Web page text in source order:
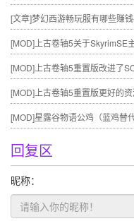
[文章]梦幻西游畅玩服有哪些赚钱
[MOD] 上古卷轴5关于SkyrimSE
[MOD] 上古卷轴5重置版改进了
[MOD] 上古卷轴5重置版更好的
[MOD]星露谷物语公鸡（蓝鸡替
回复区
昵称：